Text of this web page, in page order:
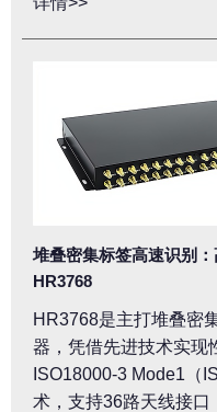
堆叠密集标签高速识别
HR3768
HR3768是主打堆叠密
器，凭借先进技术实现
ISO18000-3 Mode1（
术，支持36路天线接